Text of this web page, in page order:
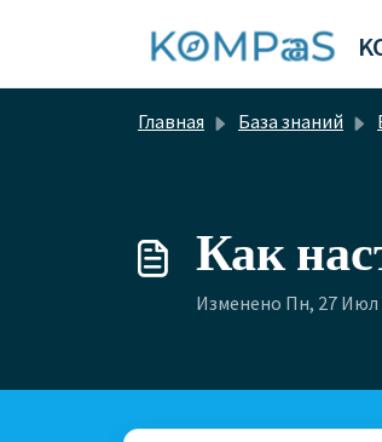
Главная База знаний
Как
Изменено Пн, 27 Июл